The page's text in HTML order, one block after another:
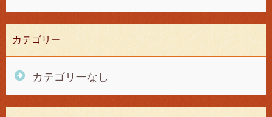
カテゴリー
カテゴリーなし